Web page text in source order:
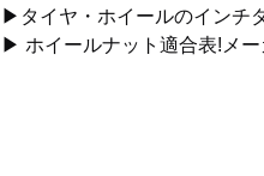
▶タイヤ・ホイールのインチ
▶ ホイールナット適合表!メ